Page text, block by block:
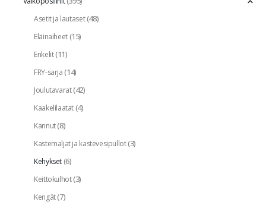
Asetit ja lautaset(48)
Eläinaiheet(15)
Enkelit(11)
FRY-sarja(14)
Joulutavarat(42)
Kaakelilaatat(4)
Kannut(8)
Kastemaljat ja kastevesipullot(3)
Kehykset(6)
Keittokulhot(3)
Kengät(7)